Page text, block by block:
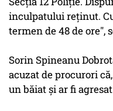
inculpatului reţinut.
termen de 48 de ore",
Sorin Spineanu
acuzat de procurori
un băiat şi ar fi